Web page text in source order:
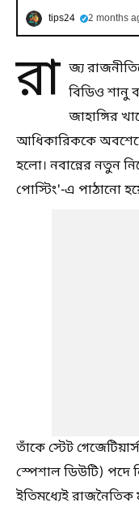
tips24 2 months
রা জ্য
বিডিও শানু
জাহাঙ্গির
আধিকারিককে
হলো। নবান্নের নতুন
পোস্টিং'-এ পাঠানো
তাঁকে স্টেট
স্পেশাল ডিউটি) পদে
ইতিমধ্যেই